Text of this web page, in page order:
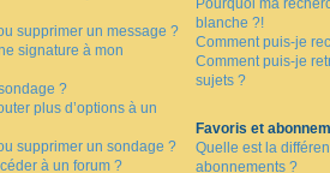
supprimer un message ?
signature à mon
?
plus d’options à un
supprimer un sondage ?
à un forum ?
blanche ?!
Comment puis-je
Comment puis-je
sujets ?
Favoris et
Quelle est la
abonnements ?